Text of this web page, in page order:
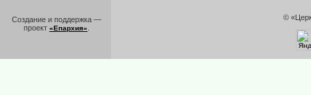
Создание и поддержка —
проект «Епархия»
©